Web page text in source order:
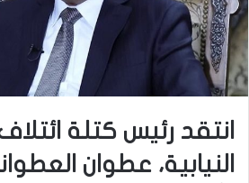
انتقد رئيس كتلة
النيابية، عطوان